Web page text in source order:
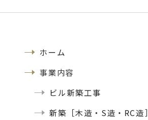
ホーム
事業内容
ビル新築工事
新築［木造・S造・RC造］